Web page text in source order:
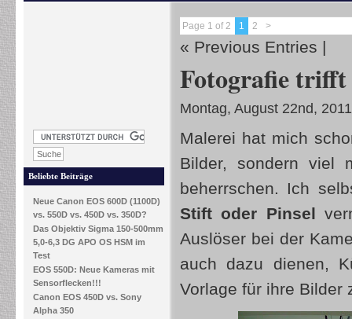
Beliebte Beiträge
Neue Canon EOS 600D (1100D)
vs. 550D vs. 450D vs. 350D?
Das Objektiv Sigma 150-500mm
5,0-6,3 DG APO OS HSM im
Test
EOS 550D: Neue Kameras mit
Sensorflecken!!!
Canon EOS 450D vs. Sony
Alpha 350
Page 1 of 2 1 2 >
« Previous Entries |
Fotografie trifft
Montag, August 22nd, 2011
Malerei hat mich
Bilder, sondern viel
beherrschen. Ich
Stift oder Pinsel
Auslöser bei der
auch dazu dienen,
Vorlage für ihre Bilder